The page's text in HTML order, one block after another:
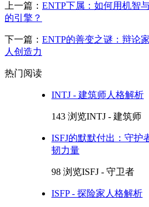
上一篇： ENTP下属：如何用机智
的引擎？
下一篇： ENTP的善变之谜：辩论
人创造力
热门阅读
INTJ - 建筑师人格解析
143 浏览INTJ - 建筑师
ISFJ的默默付出：守护
韧力量
98 浏览ISFJ - 守卫者
ISFP - 探险家人格解析